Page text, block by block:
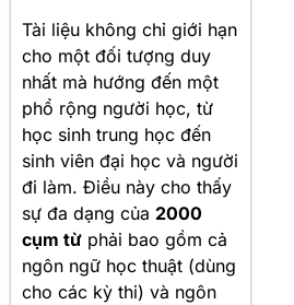
Tài liệu không chỉ giới hạn
cho một đối tượng duy
nhất mà hướng đến một
phổ rộng người học, từ
học sinh trung học đến
sinh viên đại học và người
đi làm. Điều này cho thấy
sự đa dạng của 2000
cụm từ phải bao gồm cả
ngôn ngữ học thuật (dùng
cho các kỳ thi) và ngôn